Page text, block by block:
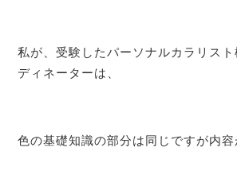
私が、受験したパーソナルカラリス
ディネーターは、
色の基礎知識の部分は同じですが内容